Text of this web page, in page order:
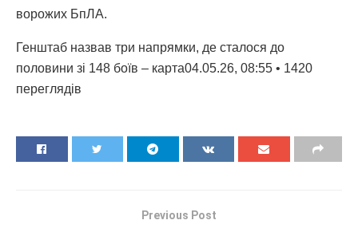
ворожих БпЛА.
Генштаб назвав три напрямки, де сталося до
половини зі 148 боїв – карта04.05.26, 08:55 • 1420
переглядiв
Previous Post